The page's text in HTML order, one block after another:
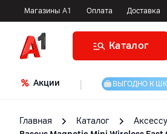
Магазины А1 Оплата Доставка
Каталог
Акции ВЫГОДНО К
Главная Каталог